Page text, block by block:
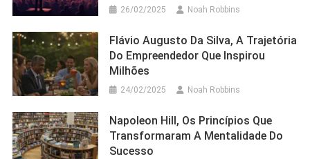
26/02/2025 Noah Robbins
Flávio Augusto Da Silva, A Trajetória
Do Empreendedor Que Inspirou
Milhões
24/02/2025 Noah Robbins
Napoleon Hill, Os Princípios Que
Transformaram A Mentalidade Do
Sucesso